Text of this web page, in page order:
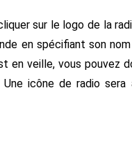
sur le logo de la
en spécifiant son
en veille, vous pouvez
icône de radio